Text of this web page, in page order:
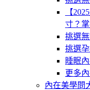
【
寸？
挑選
挑選
睡眠
更多
內在美學問